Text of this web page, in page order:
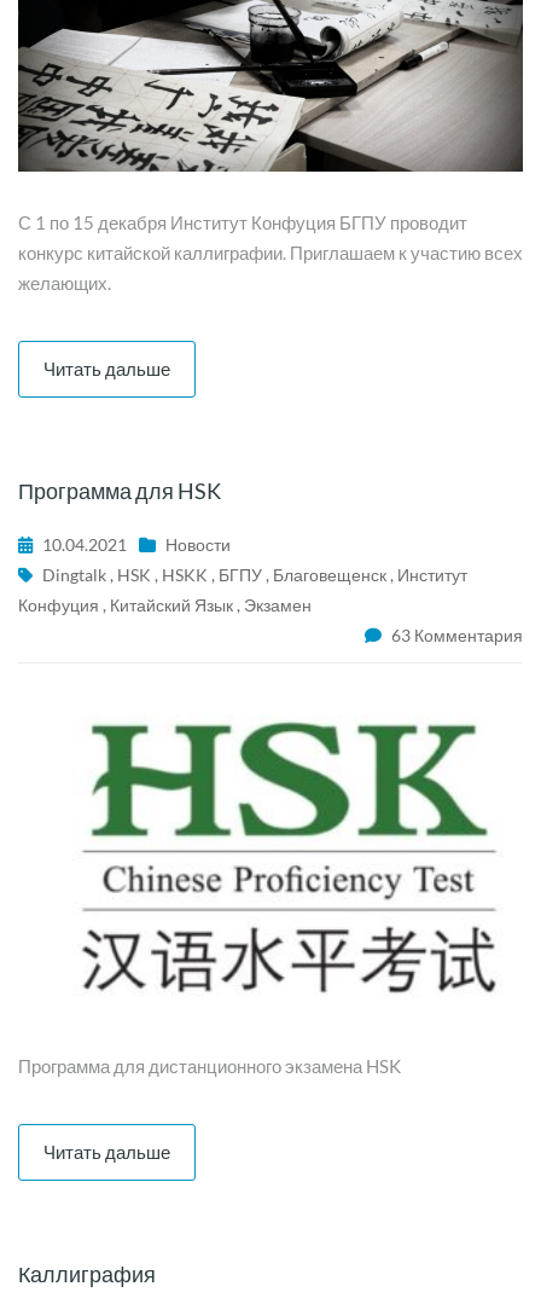
С 1 по 15 декабря Институт Конфуция БГПУ проводит
конкурс китайской каллиграфии. Приглашаем к участию всех
желающих.
Читать дальше
Программа для HSK
10.04.2021
Новости
Dingtalk , HSK , HSKK , БГПУ , Благовещенск , Институт
Конфуция , Китайский Язык , Экзамен
63 Комментария
Программа для дистанционного экзамена HSK
Читать дальше
Каллиграфия